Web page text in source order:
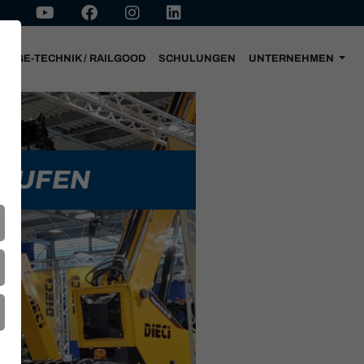
TECHNIK / RAILGOOD SCHULUNGEN UNTERNEHMEN